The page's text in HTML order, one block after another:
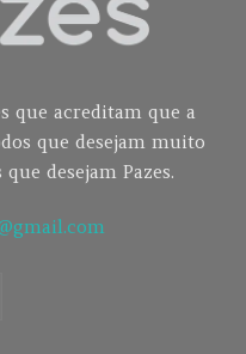
que acreditam que a
que desejam muito
desejam Pazes.